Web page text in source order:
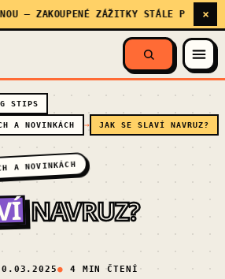
ZAKOUPENÉ ZÁŽITKY STÁLE PLATÍ, MY
×
STIPS
A NOVINKÁCH JAK SE SLAVÍ NAVRUZ?
A NOVINKÁCH
NAVRUZ?
4 MIN ČTENÍ